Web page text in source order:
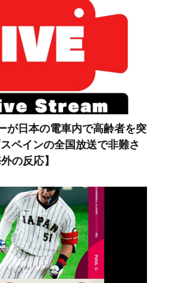
が日本の電車内で高齢者を突
ペインの全国放送で非難さ
の反応】